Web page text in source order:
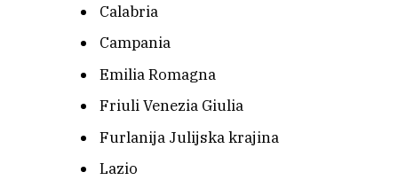
Calabria
Campania
Emilia Romagna
Friuli Venezia Giulia
Furlanija Julijska krajina
Lazio